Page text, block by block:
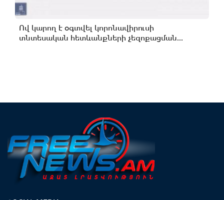
Ով կարող է օգտվել կորոնավիրուսի
տնտեսական հետևանքների չեզոքացման...